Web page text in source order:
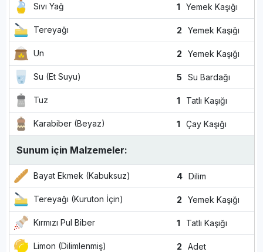
Sıvı Yağ 1 Yemek Kaşığı
Tereyağı 2 Yemek Kaşığı
Un 2 Yemek Kaşığı
Su (Et Suyu) 5 Su Bardağı
Tuz 1 Tatlı Kaşığı
Karabiber (Beyaz) 1 Çay Kaşığı
Sunum için Malzemeler:
Bayat Ekmek (Kabuksuz) 4 Dilim
Tereyağı (Kuruton İçin) 2 Yemek Kaşığı
Kırmızı Pul Biber 1 Tatlı Kaşığı
Limon (Dilimlenmiş) 2 Adet